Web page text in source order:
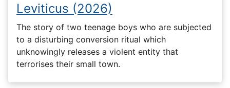
Leviticus (2026)
The story of two teenage boys who are subjected
to a disturbing conversion ritual which
unknowingly releases a violent entity that
terrorises their small town.